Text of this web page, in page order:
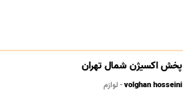
پخش اکسیژن شمال تهران
volghan hosseini- لوازم